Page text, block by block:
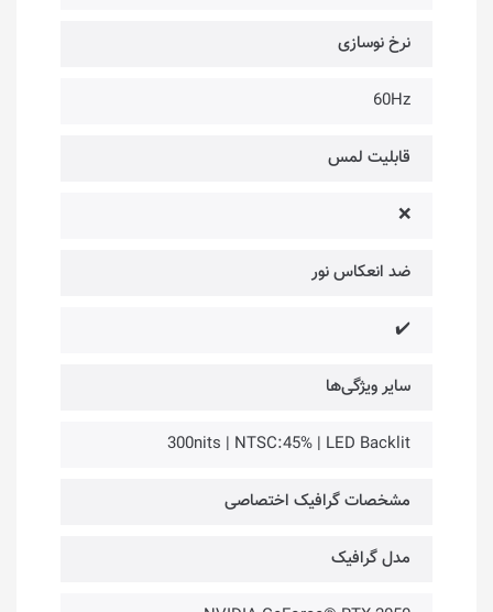
نرخ نوسازی
60Hz
قابلیت لمس
❌
ضد انعکاس نور
✔️
سایر ویژگی‌ها
300nits | NTSC:45% | LED Backlit
مشخصات گرافیک اختصاصی
مدل گرافیک